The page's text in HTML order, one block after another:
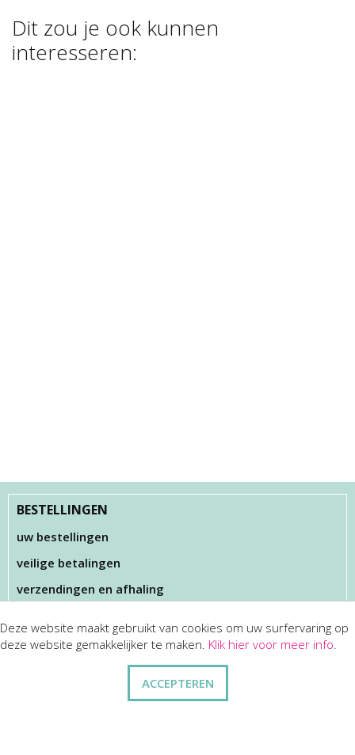
Dit zou je ook kunnen
interesseren:
BESTELLINGEN
uw bestellingen
veilige betalingen
verzendingen en afhaling
KLANTENSERVICES
Deze website maakt gebruikt van cookies om uw surfervaring op
deze website gemakkelijker te maken. Klik hier voor meer info.
ACCEPTEREN